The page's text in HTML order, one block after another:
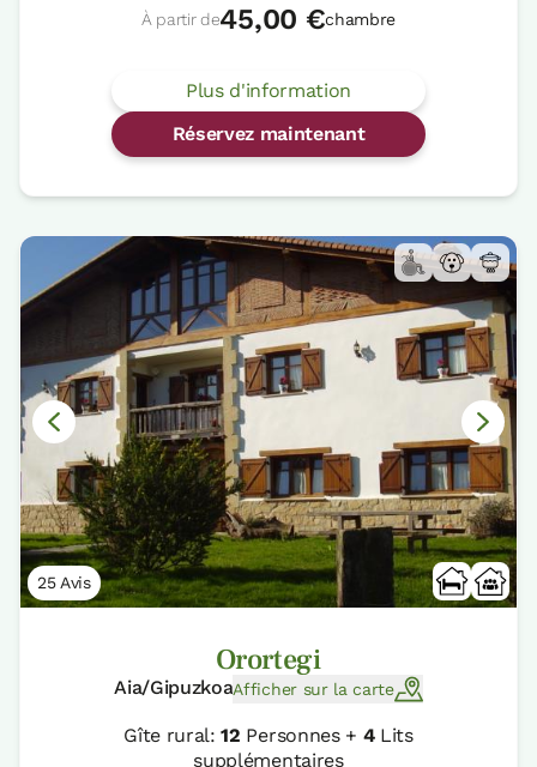
À partir de45,00 €chambre
Plus d'information
Réservez maintenant
25 Avis
Orortegi
Aia/GipuzkoaAfficher sur la carte
Gîte rural:12 Personnes + 4Lits
supplémentaires